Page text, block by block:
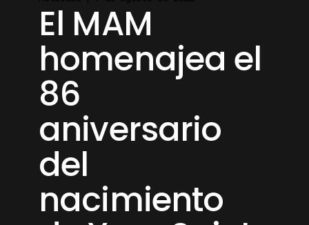
El MAM
homenajea el
86
aniversario
del
nacimiento